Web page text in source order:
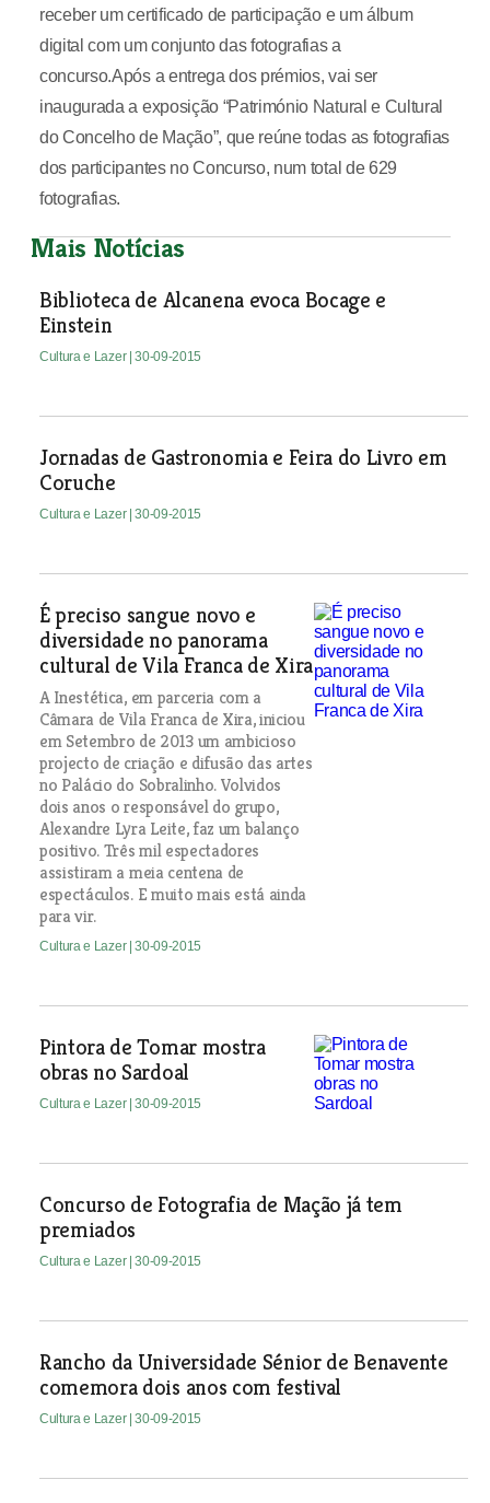
receber um certificado de participação e um álbum
digital com um conjunto das fotografias a
concurso.Após a entrega dos prémios, vai ser
inaugurada a exposição “Património Natural e Cultural
do Concelho de Mação”, que reúne todas as fotografias
dos participantes no Concurso, num total de 629
fotografias.
Mais Notícias
Biblioteca de Alcanena evoca Bocage e
Einstein
Cultura e Lazer | 30-09-2015
Jornadas de Gastronomia e Feira do Livro em
Coruche
Cultura e Lazer | 30-09-2015
É preciso sangue novo e
diversidade no panorama
cultural de Vila Franca de Xira
A Inestética, em parceria com a
Câmara de Vila Franca de Xira, iniciou
em Setembro de 2013 um ambicioso
projecto de criação e difusão das artes
no Palácio do Sobralinho. Volvidos
dois anos o responsável do grupo,
Alexandre Lyra Leite, faz um balanço
positivo. Três mil espectadores
assistiram a meia centena de
espectáculos. E muito mais está ainda
para vir.
Cultura e Lazer | 30-09-2015
Pintora de Tomar mostra
obras no Sardoal
Cultura e Lazer | 30-09-2015
Concurso de Fotografia de Mação já tem
premiados
Cultura e Lazer | 30-09-2015
Rancho da Universidade Sénior de Benavente
comemora dois anos com festival
Cultura e Lazer | 30-09-2015